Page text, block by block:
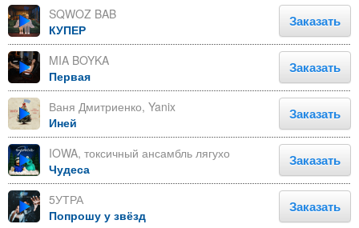
SQWOZ BAB
КУПЕР
Заказать
MIA BOYKA
Первая
Заказать
Ваня Дмитриенко, Yanix
Иней
Заказать
IOWA, токсичный ансамбль лягухо
Чудеса
Заказать
5УТРА
Попрошу у звёзд
Заказать